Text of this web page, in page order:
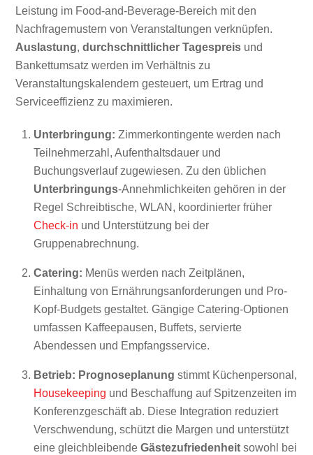
Leistung im Food-and-Beverage-Bereich mit den
Nachfragemustern von Veranstaltungen verknüpfen.
Auslastung,durchschnittlicher Tagespreis und
Bankettumsatz werden im Verhältnis zu
Veranstaltungskalendern gesteuert, um Ertrag und
Serviceeffizienz zu maximieren.
Unterbringung: Zimmerkontingente werden nach
Teilnehmerzahl, Aufenthaltsdauer und
Buchungsverlauf zugewiesen. Zu den üblichen
Unterbringungs-Annehmlichkeiten gehören in der
Regel Schreibtische, WLAN, koordinierter früher
Check-in und Unterstützung bei der
Gruppenabrechnung.
Catering: Menüs werden nach Zeitplänen,
Einhaltung von Ernährungsanforderungen und Pro-
Kopf-Budgets gestaltet. Gängige Catering-Optionen
umfassen Kaffeepausen, Buffets, servierte
Abendessen und Empfangsservice.
Betrieb: Prognoseplanung stimmt Küchenpersonal,
Housekeeping und Beschaffung auf Spitzenzeiten im
Konferenzgeschäft ab. Diese Integration reduziert
Verschwendung, schützt die Margen und unterstützt
eine gleichbleibende Gästezufriedenheit sowohl bei